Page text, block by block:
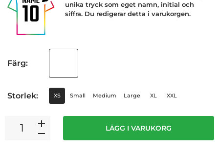
unika tryck som eget namn, initial och
siffra. Du redigerar detta i varukorgen.
Färg:
Storlek: XS Small Medium Large XL XXL
LÄGG I VARUKORG